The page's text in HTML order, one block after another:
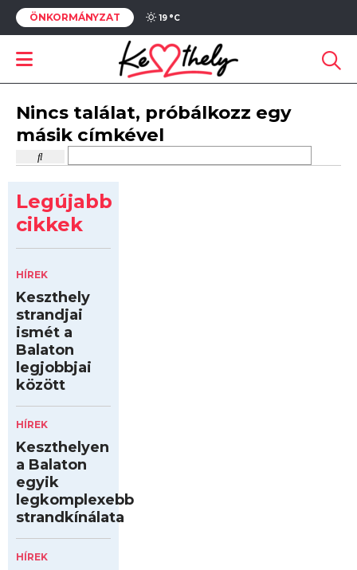
ÖNKORMÁNYZAT 19 °C
Nincs találat, próbálkozz egy
másik címkével
Legújabb
cikkek
HÍREK
Keszthely
strandjai
ismét a
Balaton
legjobbjai
között
HÍREK
Keszthelyen
a Balaton
egyik
legkomplexebb
strandkínálata
HÍREK